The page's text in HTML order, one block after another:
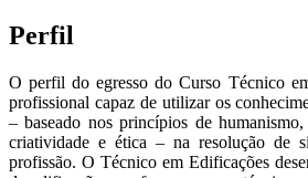
Perfil
O perfil do egresso do Curso Técnico
profissional capaz de utilizar os
– baseado nos princípios de
criatividade e ética – na resolução de
profissão. O Técnico em Edificações